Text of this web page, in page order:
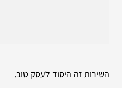
השירות זה היסוד לעסק טוב.